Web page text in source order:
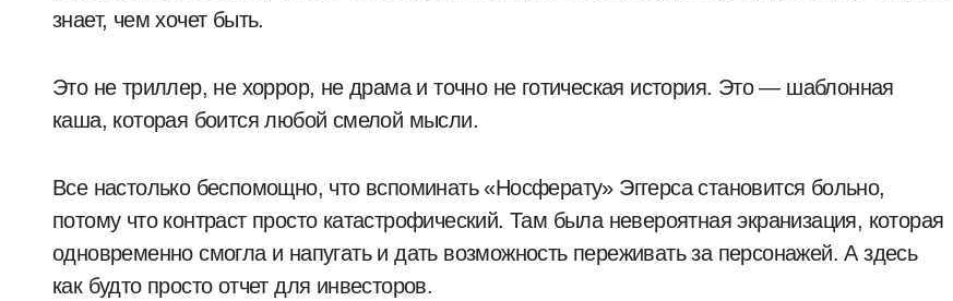
знает, чем хочет быть.
Это не триллер, не хоррор, не драма и точно не готическая история. Это — шаблонная
каша, которая боится любой смелой мысли.
Все настолько беспомощно, что вспоминать «Носферату» Эггерса становится больно,
потому что контраст просто катастрофический. Там была невероятная экранизация, которая
одновременно смогла и напугать и дать возможность переживать за персонажей. А здесь
как будто просто отчет для инвесторов.